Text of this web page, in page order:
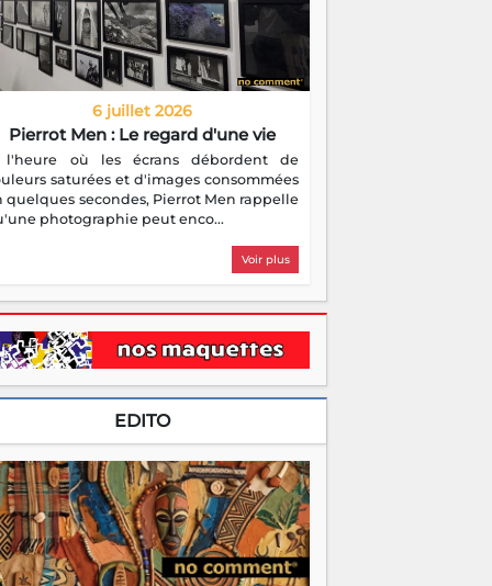
6 juillet 2026
Pierrot Men : Le regard d'une vie
l'heure où les écrans débordent de
saturées et d'images consommées
quelques secondes, Pierrot Men rappelle
photographie peut enco...
Voir plus
EDITO